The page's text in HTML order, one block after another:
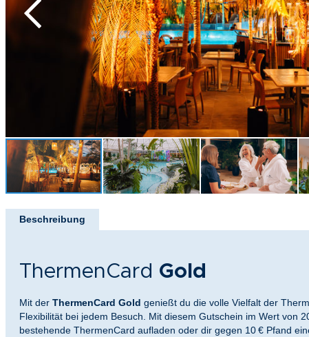
Anfang
Beschreibung
ThermenCard Gold
Mit der ThermenCard Gold genießt du die volle Vielfalt der
Flexibilität bei jedem Besuch. Mit diesem Gutschein im Wert von
bestehende ThermenCard aufladen oder dir gegen 10 € Pfand